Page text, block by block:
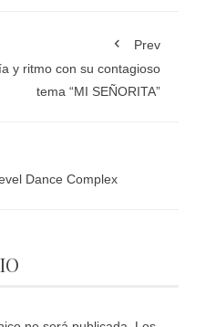
Prev
y ritmo con su contagioso
tema “MI SEÑORITA”
Dance Complex